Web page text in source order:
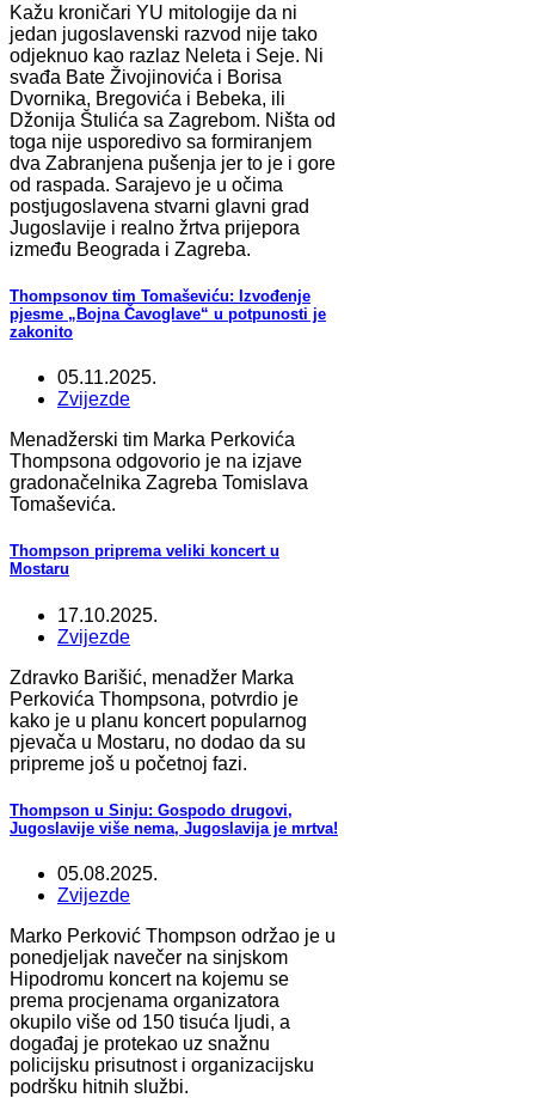
Kažu kroničari YU mitologije da ni
jedan jugoslavenski razvod nije tako
odjeknuo kao razlaz Neleta i Seje. Ni
svađa Bate Živojinovića i Borisa
Dvornika, Bregovića i Bebeka, ili
Džonija Štulića sa Zagrebom. Ništa od
toga nije usporedivo sa formiranjem
dva Zabranjena pušenja jer to je i gore
od raspada. Sarajevo je u očima
postjugoslavena stvarni glavni grad
Jugoslavije i realno žrtva prijepora
između Beograda i Zagreba.
Thompsonov tim Tomaševiću: Izvođenje
pjesme „Bojna Čavoglave“ u potpunosti je
zakonito
05.11.2025.
Zvijezde
Menadžerski tim Marka Perkovića
Thompsona odgovorio je na izjave
gradonačelnika Zagreba Tomislava
Tomaševića.
Thompson priprema veliki koncert u
Mostaru
17.10.2025.
Zvijezde
Zdravko Barišić, menadžer Marka
Perkovića Thompsona, potvrdio je
kako je u planu koncert popularnog
pjevača u Mostaru, no dodao da su
pripreme još u početnoj fazi.
Thompson u Sinju: Gospodo drugovi,
Jugoslavije više nema, Jugoslavija je mrtva!
05.08.2025.
Zvijezde
Marko Perković Thompson održao je u
ponedjeljak navečer na sinjskom
Hipodromu koncert na kojemu se
prema procjenama organizatora
okupilo više od 150 tisuća ljudi, a
događaj je protekao uz snažnu
policijsku prisutnost i organizacijsku
podršku hitnih službi.